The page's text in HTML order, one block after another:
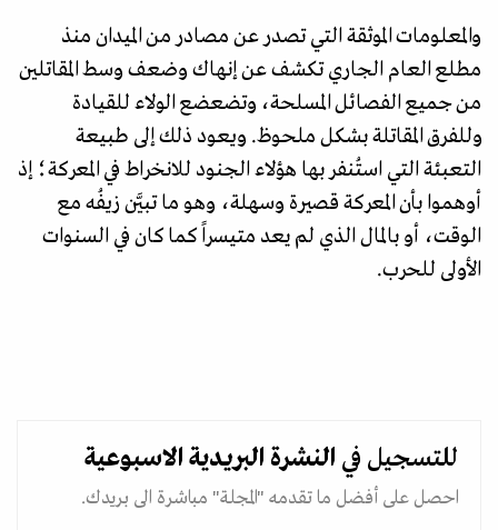
والمعلومات الموثقة التي تصدر عن مصادر من الميدان منذ
مطلع العام الجاري تكشف عن إنهاك وضعف وسط المقاتلين
من جميع الفصائل المسلحة، وتضعضع الولاء للقيادة
وللفرق المقاتلة بشكل ملحوظ. ويعود ذلك إلى طبيعة
التعبئة التي استُنفر بها هؤلاء الجنود للانخراط في المعركة؛ إذ
أوهموا بأن المعركة قصيرة وسهلة، وهو ما تبيَّن زيفُه مع
الوقت، أو بالمال الذي لم يعد متيسراً كما كان في السنوات
الأولى للحرب.
للتسجيل في النشرة البريدية الاسبوعية
احصل على أفضل ما تقدمه "المجلة" مباشرة الى بريدك.